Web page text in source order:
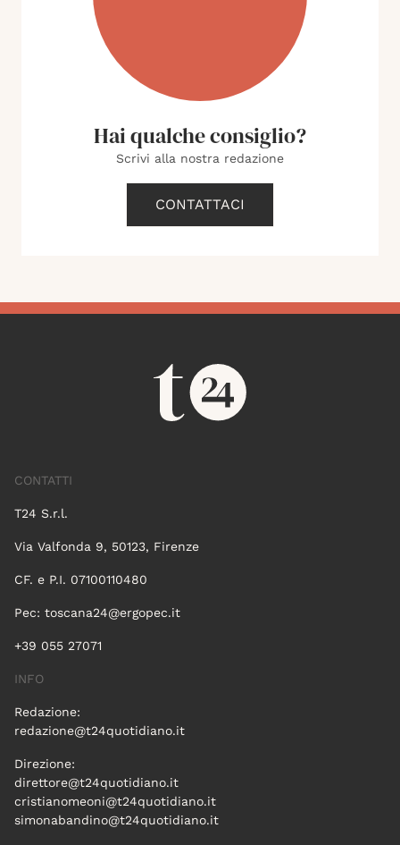
Hai qualche consiglio?
Scrivi alla nostra redazione
CONTATTACI
CONTATTI
T24 S.r.l.
Via Valfonda 9, 50123, Firenze
CF. e P.I. 07100110480
Pec: toscana24@ergopec.it
+39 055 27071
INFO
Redazione:
redazione@t24quotidiano.it
Direzione:
direttore@t24quotidiano.it
cristianomeoni@t24quotidiano.it
simonabandino@t24quotidiano.it